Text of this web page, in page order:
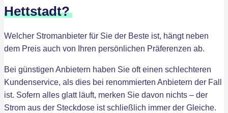
Hettstadt?
Welcher Stromanbieter für Sie der Beste ist, hängt neben
dem Preis auch von Ihren persönlichen Präferenzen ab.
Bei günstigen Anbietern haben Sie oft einen schlechteren
Kundenservice, als dies bei renommierten Anbietern der Fall
ist. Sofern alles glatt läuft, merken Sie davon nichts – der
Strom aus der Steckdose ist schließlich immer der Gleiche.